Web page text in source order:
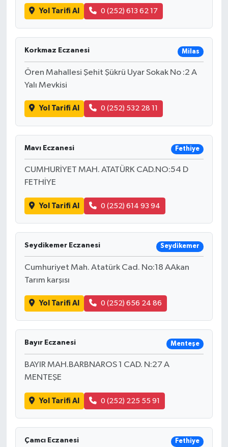
Yol Tarifi Al 0 (252) 613 62 17
Korkmaz Eczanesi Milas
Ören Mahallesi Şehit Şükrü Uyar Sokak No :2 A
Yalı Mevkisi
Yol Tarifi Al 0 (252) 532 28 11
Mavı Eczanesi Fethiye
CUMHURİYET MAH. ATATÜRK CAD.NO:54 D
FETHİYE
Yol Tarifi Al 0 (252) 614 93 94
Seydikemer Eczanesi Seydikemer
Cumhuriyet Mah. Atatürk Cad. No:18 AAkan
Tarım karşısı
Yol Tarifi Al 0 (252) 656 24 86
Bayır Eczanesi Menteşe
BAYIR MAH.BARBNAROS 1 CAD. N:27 A
MENTEŞE
Yol Tarifi Al 0 (252) 225 55 91
Çamcı Eczanesi Fethiye